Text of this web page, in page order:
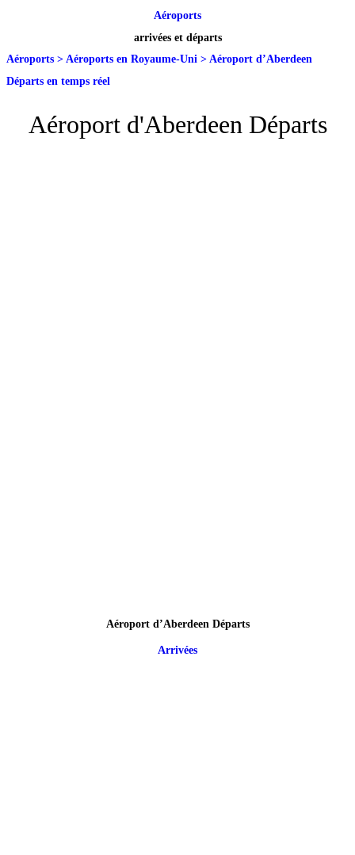
Aéroports
arrivées et départs
Aéroports > Aéroports en Royaume-Uni > Aéroport d’Aberdeen
Départs en temps réel
Aéroport d'Aberdeen Départs
Aéroport d’Aberdeen Départs
Arrivées